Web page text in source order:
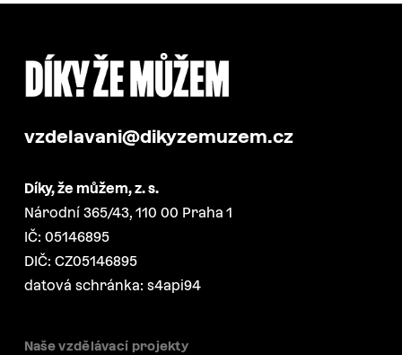
vzdelavani@dikyzemuzem.cz
Díky, že můžem, z. s.
Národní 365/43, 110 00 Praha 1
IČ: 05146895
DIČ: CZ05146895
datová schránka: s4api94
Naše vzdělávací projekty